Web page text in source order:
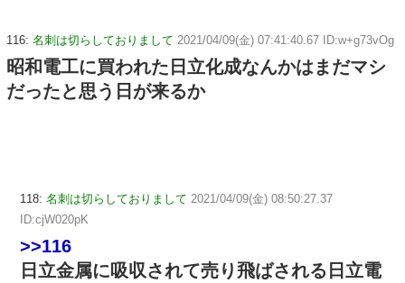
116: 名刺は切らしておりまして 2021/04/09(金) 07:41:40.67 ID:w+g73vOg
昭和電工に買われた日立化成なんかはまだマシ
だったと思う日が来るか
118: 名刺は切らしておりまして 2021/04/09(金) 08:50:27.37
ID:cjW020pK
>>116
日立金属に吸収されて売り飛ばされる日立電